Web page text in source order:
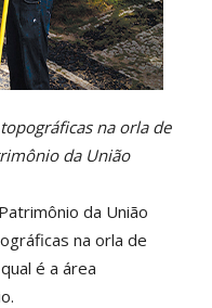
na orla de
da União
da União
na orla de
é a área